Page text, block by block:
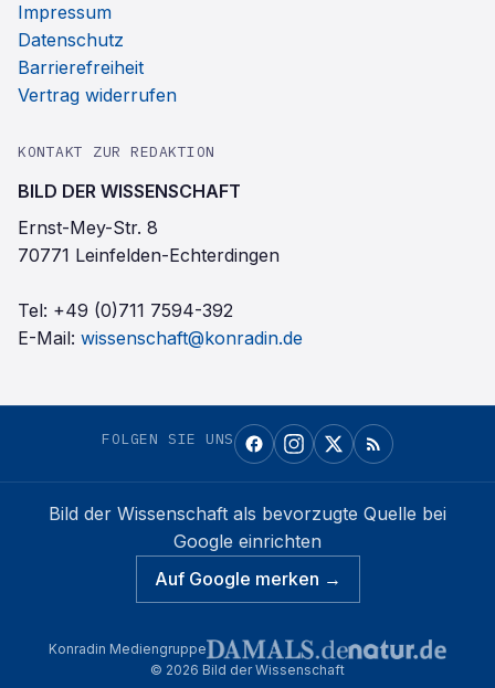
Impressum
Datenschutz
Barrierefreiheit
Vertrag widerrufen
KONTAKT ZUR REDAKTION
BILD DER WISSENSCHAFT
Ernst-Mey-Str. 8
70771 Leinfelden-Echterdingen
Tel: +49 (0)711 7594-392
E-Mail: wissenschaft@konradin.de
FOLGEN SIE UNS
Bild der Wissenschaft als bevorzugte Quelle bei
Google einrichten
Auf Google merken →
Konradin Mediengruppe
© 2026 Bild der Wissenschaft